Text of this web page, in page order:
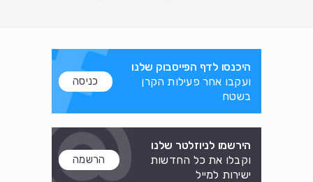
היכנסו לדף הפייסבוק שלנו
ועקבו אחר פעילות הקרן
בשטח
כניסה
הירשמו לניוזלטר שלנו
וקבלו את כל החדשות
ישירות למייל
הרשמה